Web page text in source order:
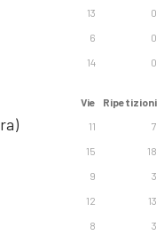
13 0
6 0
14 0
Vie Ripetizioni
11 7
15 18
9 3
12 13
8 3